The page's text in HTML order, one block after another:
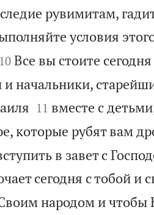
рувимитам,
условия

10 Все вы стоите
начальники,

11 вместе с
которые рубят вам
в завет с
сегодня с тобой и
народом и